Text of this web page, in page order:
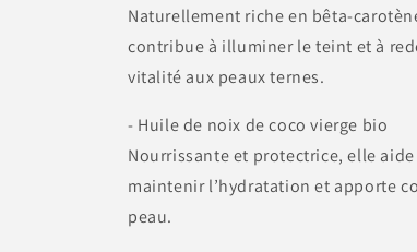
Naturellement riche en bêta-
contribue à illuminer le teint et à
vitalité aux peaux ternes.
- Huile de noix de coco vierge bio
Nourrissante et protectrice, elle aide
maintenir l’hydratation et apporte
peau.